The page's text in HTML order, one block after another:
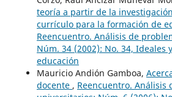
teoría a partir de la
currículo para la formación de
Reencuentro. Análisis de
Núm. 34 (2002): No. 34, Ideales
educación
Mauricio Andión Gamboa,
docente , Reencuentro. Análisis